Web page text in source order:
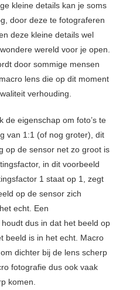
kleine details kan je soms
door deze te fotograferen
deze kleine details wel
wereld voor je open.
door sommige mensen
lens die op dit moment
verhouding.
de eigenschap om foto’s te
van 1:1 (of nog groter), dit
op de sensor net zo groot is
in dit voorbeeld
1 staat op 1, zegt
op de sensor zich
echt. Een
dus in dat het beeld op
beeld is in het echt. Macro
dichter bij de lens scherp
fotografie dus ook vaak
komen.